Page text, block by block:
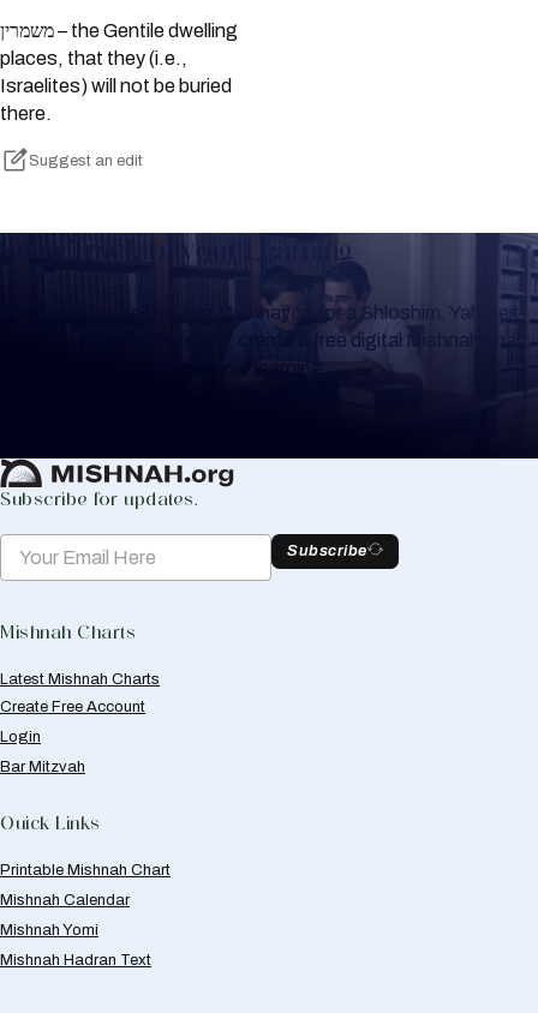
משמרין – the Gentile dwelling
places, that they (i.e.,
Israelites) will not be buried
there.
Suggest an edit
Keep Track of your Learning
Whether you are learning Mishnayos for a Shloshim, Yahrzeit
or for your own knowledge, create a free digital Mishnah chart
to help you keep track of your learning.
Subscribe for updates.
Subscribe
Mishnah Charts
Latest Mishnah Charts
Create Free Account
Login
Bar Mitzvah
Quick Links
Printable Mishnah Chart
Mishnah Calendar
Mishnah Yomi
Mishnah Hadran Text